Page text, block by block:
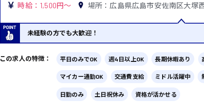
時給：1,500円～ 場所：広島県広島市安佐南区大塚
未経験の方でも大歓迎！
この求人の特徴： 平日のみでOK 週4日以上OK 長期休暇あり
マイカー通勤OK 交通費支給 ミドル活躍中
日勤のみ 土日祝休み 資格が活かせる